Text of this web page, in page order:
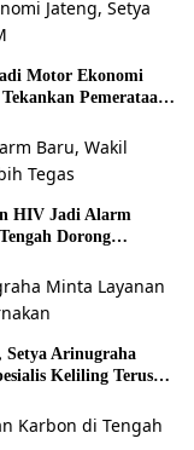
Motor Ekonomi
Pemerataan
HIV Jadi Alarm
Dorong
Setya Arinugraha
Keliling Terus